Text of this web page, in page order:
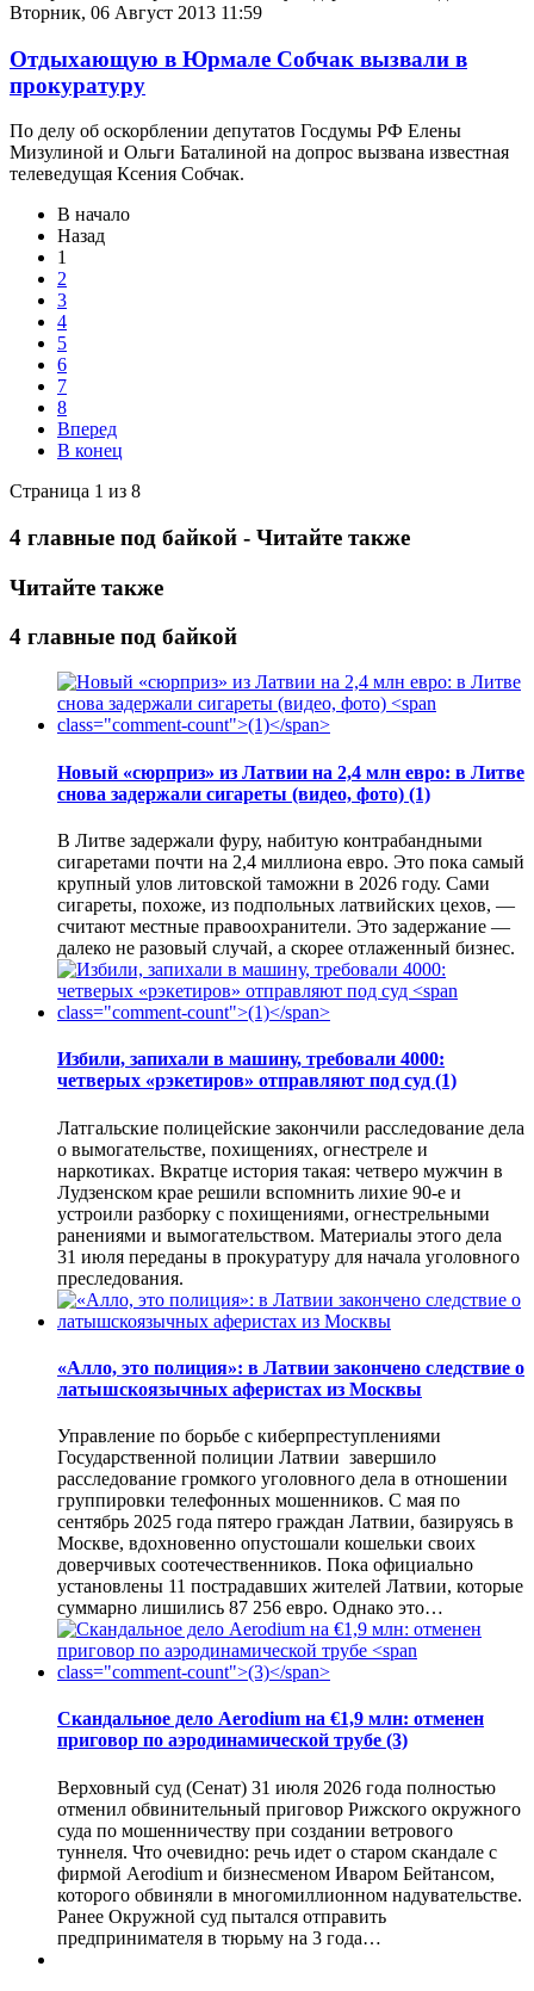
Вторник, 06 Август 2013 11:59
Отдыхающую в Юрмале Собчак вызвали в
прокуратуру
По делу об оскорблении депутатов Госдумы РФ Елены
Мизулиной и Ольги Баталиной на допрос вызвана известная
телеведущая Ксения Собчак.
В начало
Назад
1
2
3
4
5
6
7
8
Вперед
В конец
Страница 1 из 8
4 главные под байкой - Читайте также
Читайте также
4 главные под байкой
Новый «сюрприз» из Латвии на 2,4 млн евро: в Литве
снова задержали сигареты (видео, фото) (1)
В Литве задержали фуру, набитую контрабандными
сигаретами почти на 2,4 миллиона евро. Это пока самый
крупный улов литовской таможни в 2026 году. Сами
сигареты, похоже, из подпольных латвийских цехов, —
считают местные правоохранители. Это задержание —
далеко не разовый случай, а скорее отлаженный бизнес.
Избили, запихали в машину, требовали 4000:
четверых «рэкетиров» отправляют под суд (1)
Латгальские полицейские закончили расследование дела
о вымогательстве, похищениях, огнестреле и
наркотиках. Вкратце история такая: четверо мужчин в
Лудзенском крае решили вспомнить лихие 90-е и
устроили разборку с похищениями, огнестрельными
ранениями и вымогательством. Материалы этого дела
31 июля переданы в прокуратуру для начала уголовного
преследования.
«Алло, это полиция»: в Латвии закончено следствие о
латышскоязычных аферистах из Москвы
Управление по борьбе с киберпреступлениями
Государственной полиции Латвии завершило
расследование громкого уголовного дела в отношении
группировки телефонных мошенников. С мая по
сентябрь 2025 года пятеро граждан Латвии, базируясь в
Москве, вдохновенно опустошали кошельки своих
доверчивых соотечественников. Пока официально
установлены 11 пострадавших жителей Латвии, которые
суммарно лишились 87 256 евро. Однако это…
Скандальное дело Aerodium на €1,9 млн: отменен
приговор по аэродинамической трубе (3)
Верховный суд (Сенат) 31 июля 2026 года полностью
отменил обвинительный приговор Рижского окружного
суда по мошенничеству при создании ветрового
туннеля. Что очевидно: речь идет о старом скандале с
фирмой Aerodium и бизнесменом Иваром Бейтансом,
которого обвиняли в многомиллионном надувательстве.
Ранее Окружной суд пытался отправить
предпринимателя в тюрьму на 3 года…